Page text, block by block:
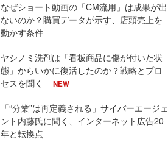
なぜショート動画の「CM流用」は成果が出
ないのか？購買データが示す、店頭売上を
動かす条件
ヤシノミ洗剤は「看板商品に傷が付いた状
態」からいかに復活したのか？戦略とプロ
セスを聞く
NEW
「“分業”は再定義される」サイバーエージェ
ント内藤氏に聞く、インターネット広告20
年と転換点